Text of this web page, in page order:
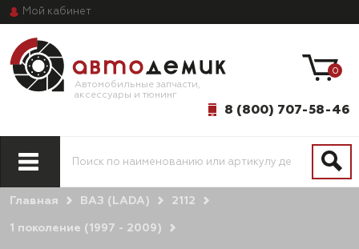
Мой кабинет
Автомобильные запчасти,
аксессуары и тюнинг
8 (800) 707-58-46
0
Главная ВАЗ (LADA) 2112
1 поколение (1997 - 2009)